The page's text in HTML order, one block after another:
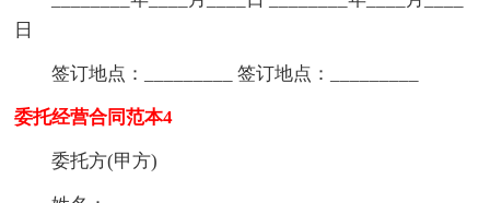
日
签订地点：_________ 签订地点：_________
委托经营合同范本4
委托方(甲方)